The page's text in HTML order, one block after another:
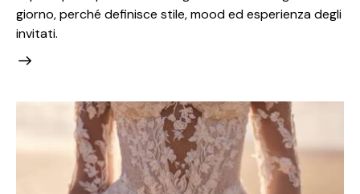
giorno, perché definisce stile, mood ed esperienza degli
invitati.